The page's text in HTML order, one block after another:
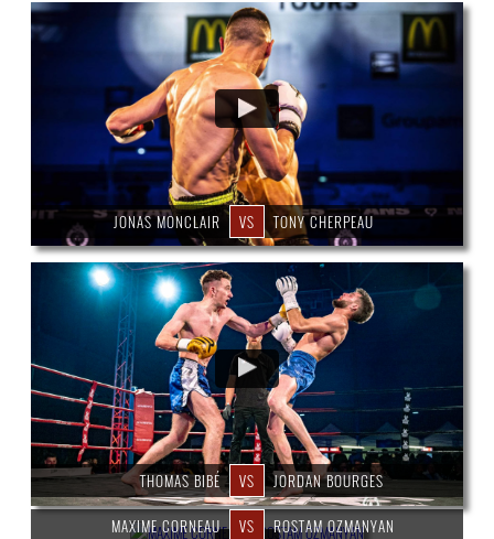
JONAS MONCLAIR VS TONY CHERPEAU
THOMAS BIBÉ VS JORDAN BOURGES
MAXIME CORNEAU VS ROSTAM OZMANYAN